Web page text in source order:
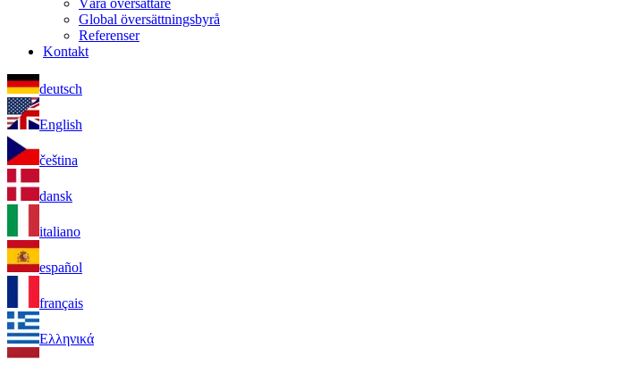
Våra översättare
Global översättningsbyrå
Referenser
Kontakt
deutsch
English
čeština
dansk
italiano
español
français
Ελληνικά